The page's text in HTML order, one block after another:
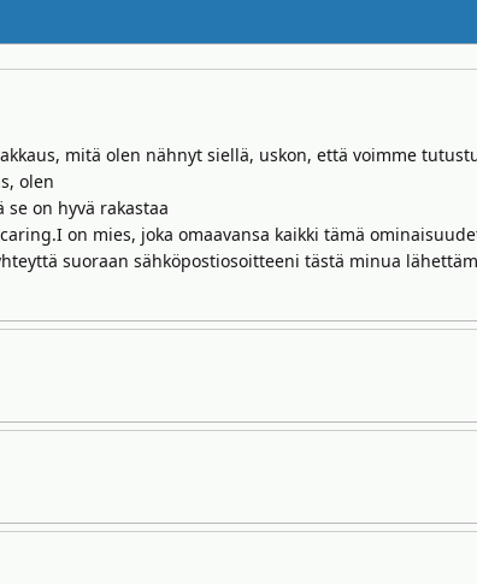
mitä olen nähnyt siellä, uskon, että voimme
olen
on hyvä rakastaa
on mies, joka omaavansa kaikki tämä
suoraan sähköpostiosoitteeni tästä minua